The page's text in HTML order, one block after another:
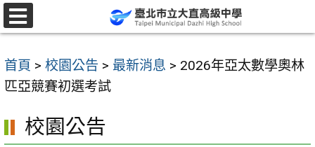
跳
至
要
內
區
首頁 > 校園公告 > 最新消息 > 2026年亞太數學奧林
匹亞競賽初選考試
校園公告
選
單